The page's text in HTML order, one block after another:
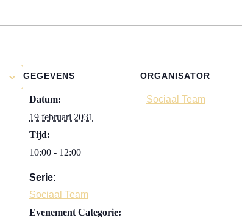
GEGEVENS
Datum:
19 februari 2031
Tijd:
10:00 - 12:00
Serie:
Sociaal Team
Evenement Categorie:
ORGANISATOR
Sociaal Team